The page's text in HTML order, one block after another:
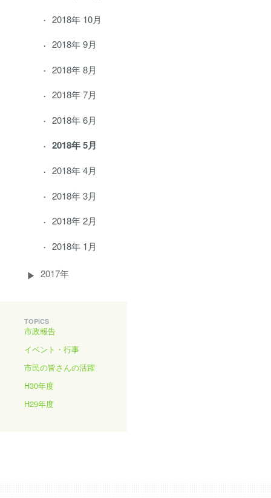
2018年 10月
2018年 9月
2018年 8月
2018年 7月
2018年 6月
2018年 5月
2018年 4月
2018年 3月
2018年 2月
2018年 1月
2017年
TOPICS
市政報告
イベント・行事
市民の皆さんの活躍
H30年度
H29年度